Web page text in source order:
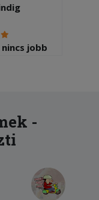
jobb
adag
egyik fele
-